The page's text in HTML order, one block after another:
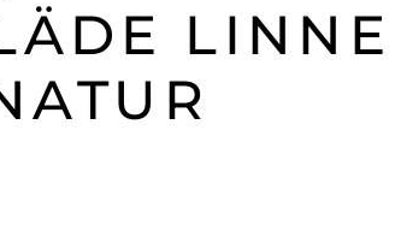
LINNE